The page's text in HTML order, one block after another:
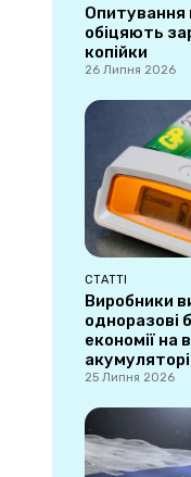
Опитування
обіцяють
копійки
26 Липня 2026
СТАТТІ
Виробники
одноразові
економії на
25 Липня 2026